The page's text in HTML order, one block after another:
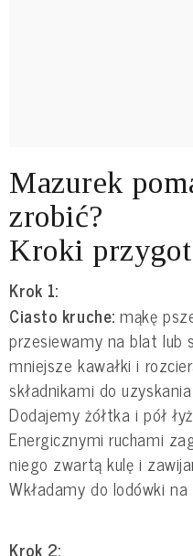
Mazurek
zrobić?
Kroki
Krok 1:
Ciasto kruche: mąkę
przesiewamy na blat lub
mniejsze kawałki i
składnikami do
Dodajemy żółtka i pół
Energicznymi ruchami
niego zwartą kulę i
Wkładamy do lodówki
Krok 2: